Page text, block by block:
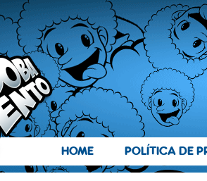
HOME POLÍTICA DE